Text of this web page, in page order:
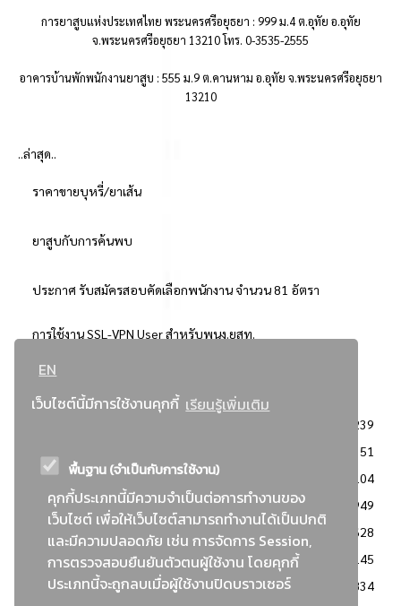
EN
เว็บไซต์นี้มีการใช้งานคุกกี้ เรียนรู้เพิ่มเติม
พื้นฐาน (จำเป็นกับการใช้งาน)
คุกกี้ประเภทนี้มีความจำเป็นต่อการทำงานของ
เว็บไซต์ เพื่อให้เว็บไซต์สามารถทำงานได้เป็นปกติ
และมีความปลอดภัย เช่น การจัดการ Session,
การตรวจสอบยืนยันตัวตนผู้ใช้งาน โดยคุกกี้
ประเภทนี้จะถูกลบเมื่อผู้ใช้งานปิดบราวเซอร์
การยาสูบแห่งประเทศไทย พระนครศรีอยุธยา : 999 ม.4 ต.อุทัย อ.อุทัย
จ.พระนครศรีอยุธยา 13210 โทร. 0-3535-2555
อาคารบ้านพักพนักงานยาสูบ : 555 ม.9 ต.คานหาม อ.อุทัย จ.พระนครศรีอยุธยา
13210
..ล่าสุด..
ราคาขายบุหรี่/ยาเส้น
ยาสูบกับการค้นพบ
ประกาศ รับสมัครสอบคัดเลือกพนักงาน จำนวน 81 อัตรา
การใช้งาน SSL-VPN User สำหรับพนง.ยสท.
..ยอดนิยม..
3239
2351
: วิธีเฉพาะเจาะจง
2104
ข่าวสาร/ประกาศ
1949
: เอกสารส่งเสริมความโปร่งใสในการจัดซื้อจัดจ้าง
1628
ข่าวสารจัดซื้อจัดจ้าง
1145
: แผนการจัดซื้อจัดจ้าง
834